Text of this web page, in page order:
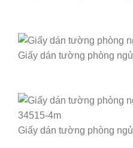
Giấy dán tường phòng
Giấy dán tường phòng